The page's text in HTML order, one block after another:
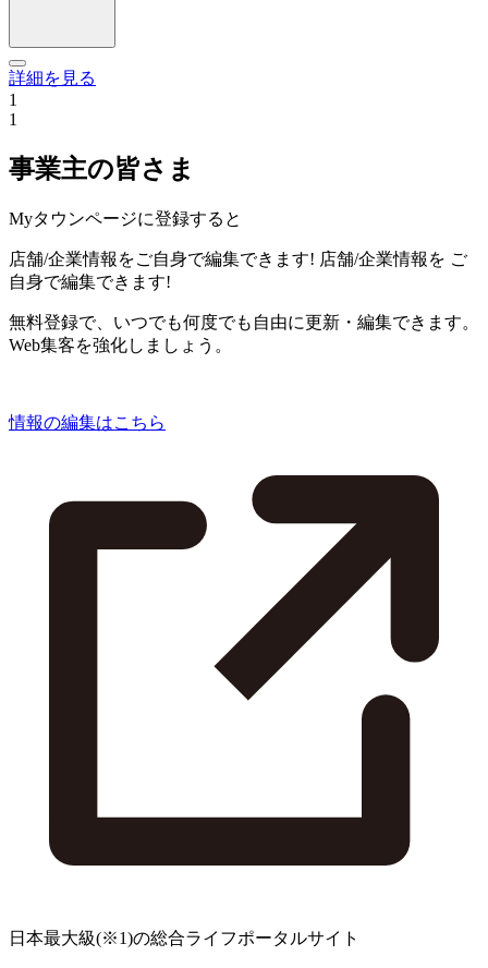
詳細を見る
1
1
事業主の皆さま
Myタウンページに登録すると
店舗/企業情報をご自身で編集できます! 店舗/企業情報を ご
自身で編集できます!
無料登録で、いつでも何度でも自由に更新・編集できます。
Web集客を強化しましょう。
情報の編集はこちら
日本最大級(※1)の総合ライフポータルサイト